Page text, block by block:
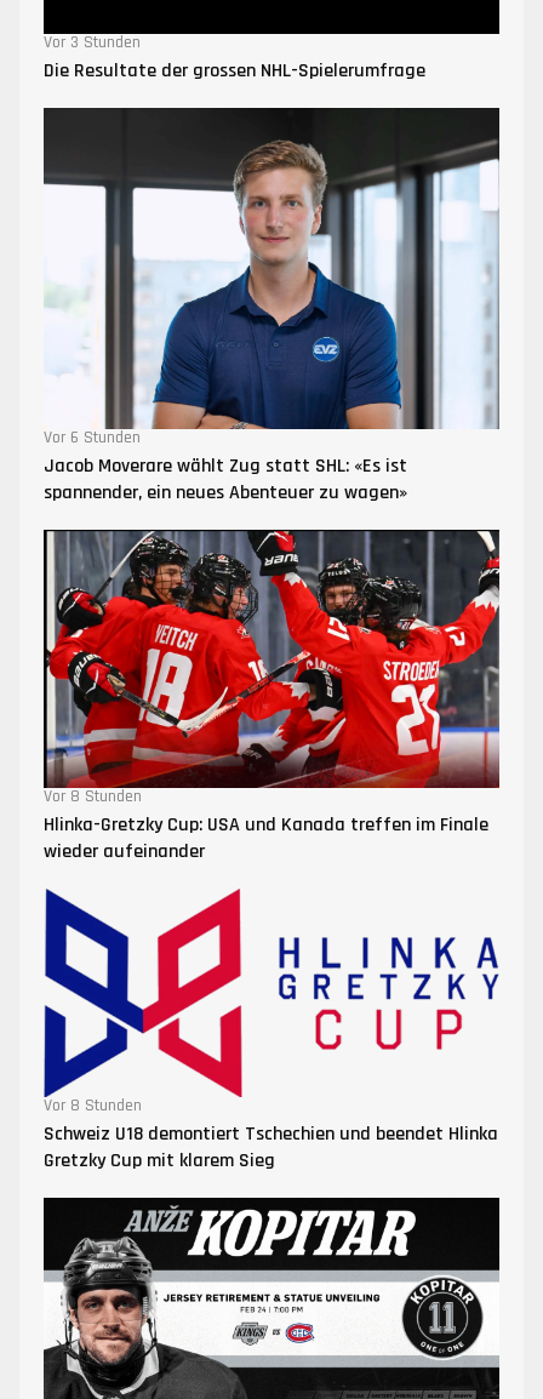
Vor 3 Stunden
Die Resultate der grossen NHL-Spielerumfrage
Vor 6 Stunden
Jacob Moverare wählt Zug statt SHL: «Es ist
spannender, ein neues Abenteuer zu wagen»
Vor 8 Stunden
Hlinka-Gretzky Cup: USA und Kanada treffen im Finale
wieder aufeinander
Vor 8 Stunden
Schweiz U18 demontiert Tschechien und beendet Hlinka
Gretzky Cup mit klarem Sieg